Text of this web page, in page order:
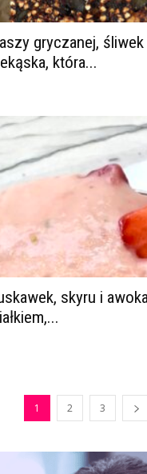
gryczanej,
która...
skyru i
1 2 3